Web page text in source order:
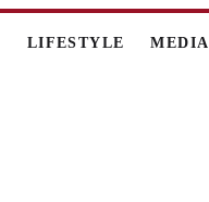
LIFESTYLE MEDIA